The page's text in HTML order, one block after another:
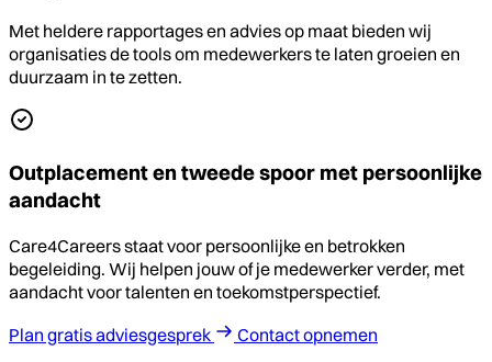
Met heldere rapportages en advies op maat bieden wij
organisaties de tools om medewerkers te laten groeien en
duurzaam in te zetten.
Outplacement en tweede spoor met persoonlijke
aandacht
Care4Careers staat voor persoonlijke en betrokken
begeleiding. Wij helpen jouw of je medewerker verder, met
aandacht voor talenten en toekomstperspectief.
Plan gratis adviesgesprek
Contact opnemen